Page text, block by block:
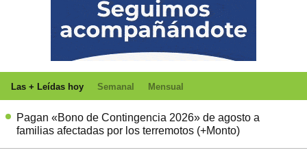
Las + Leídas hoy Semanal Mensual
Pagan «Bono de Contingencia 2026» de agosto a
familias afectadas por los terremotos (+Monto)